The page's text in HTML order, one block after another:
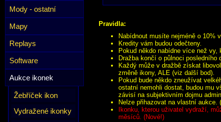
Mody - ostatní
Mapy
Replays
Software
Aukce ikonek
Žebříček ikon
Vydražené ikonky
Pravidla:
Nabídnout musíte nejméně o
Kredity vám budou odečteny.
Pokud někdo nabídne více než
Dražba končí o půlnoci posledního
Každý může v dražbě získat
změně ikony, ALE (viz další bod).
Pokud bude někdo zneužívat
ostatní nemohli dostat, budou mu
závisí na subjektivním dojmu
Nelze přihazovat na vlastní aukce.
Ikonku, kterou uživatel vydraží,
měsíců. (Nové!)